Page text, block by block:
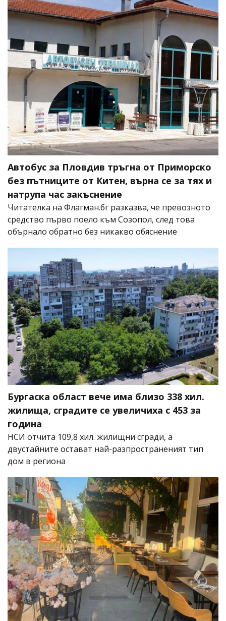
Автобус за Пловдив тръгна от Приморско
без пътниците от Китен, върна се за тях и
натрупа час закъснение
Читателка на Флагман.бг разказва, че превозното
средство първо поело към Созопол, след това
обърнало обратно без никакво обяснение
Бургаска област вече има близо 338 хил.
жилища, сградите се увеличиха с 453 за
година
НСИ отчита 109,8 хил. жилищни сгради, а
двустайните остават най-разпространеният тип
дом в региона